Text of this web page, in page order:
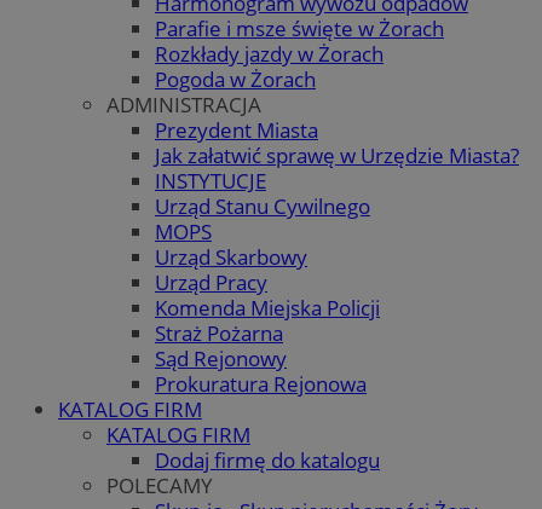
Parafie i msze święte w Żorach
Rozkłady jazdy w Żorach
Pogoda w Żorach
ADMINISTRACJA
Prezydent Miasta
Jak załatwić sprawę w Urzędzie Miasta?
INSTYTUCJE
Urząd Stanu Cywilnego
MOPS
Urząd Skarbowy
Urząd Pracy
Komenda Miejska Policji
Straż Pożarna
Sąd Rejonowy
Prokuratura Rejonowa
KATALOG FIRM
KATALOG FIRM
Dodaj firmę do katalogu
POLECAMY